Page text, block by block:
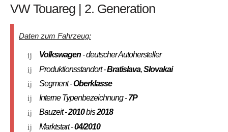
VW Touareg | 2. Generation
Daten zum Fahrzeug:
Volkswagen - deutscher Autohersteller
Produktionsstandort -Bratislava,Slovakai
Segment -Oberklasse
Interne Typenbezeichnung -7P
Bauzeit -2010bis2018
Marktstart -04/2010